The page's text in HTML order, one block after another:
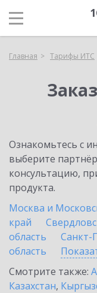
Главная Тарифы ИТС
Ознакомьтесь с
выберите
консультацию,
продукта.
Москва и
край
область
Санкт-
область
Смотрите также:
Казахстан,